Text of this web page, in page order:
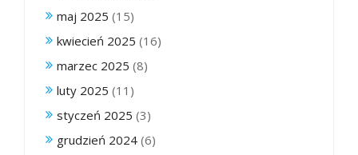
maj 2025 (15)
kwiecień 2025 (16)
marzec 2025 (8)
luty 2025 (11)
styczeń 2025 (3)
grudzień 2024 (6)